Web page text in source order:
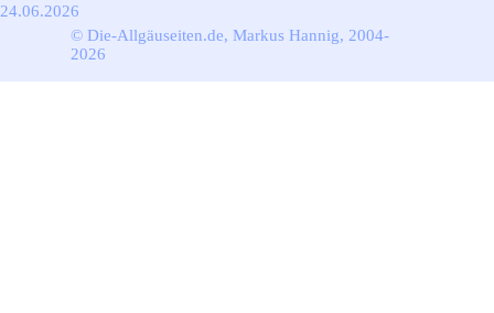
24.06.2026
© Die-Allgäuseiten.de, Markus Hannig, 2004-
2026